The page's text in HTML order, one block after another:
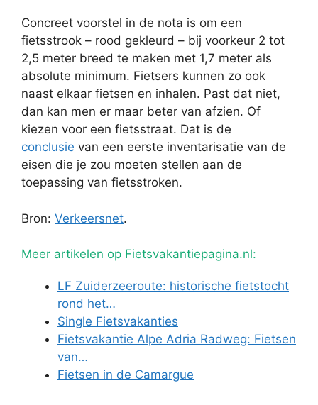
Concreet voorstel in de nota is om een
fietsstrook – rood gekleurd – bij voorkeur 2 tot
2,5 meter breed te maken met 1,7 meter als
absolute minimum. Fietsers kunnen zo ook
naast elkaar fietsen en inhalen. Past dat niet,
dan kan men er maar beter van afzien. Of
kiezen voor een fietsstraat. Dat is de
conclusie van een eerste inventarisatie van de
eisen die je zou moeten stellen aan de
toepassing van fietsstroken.
Bron: Verkeersnet.
Meer artikelen op Fietsvakantiepagina.nl:
LF Zuiderzeeroute: historische fietstocht
rond het…
Single Fietsvakanties
Fietsvakantie Alpe Adria Radweg: Fietsen
van…
Fietsen in de Camargue